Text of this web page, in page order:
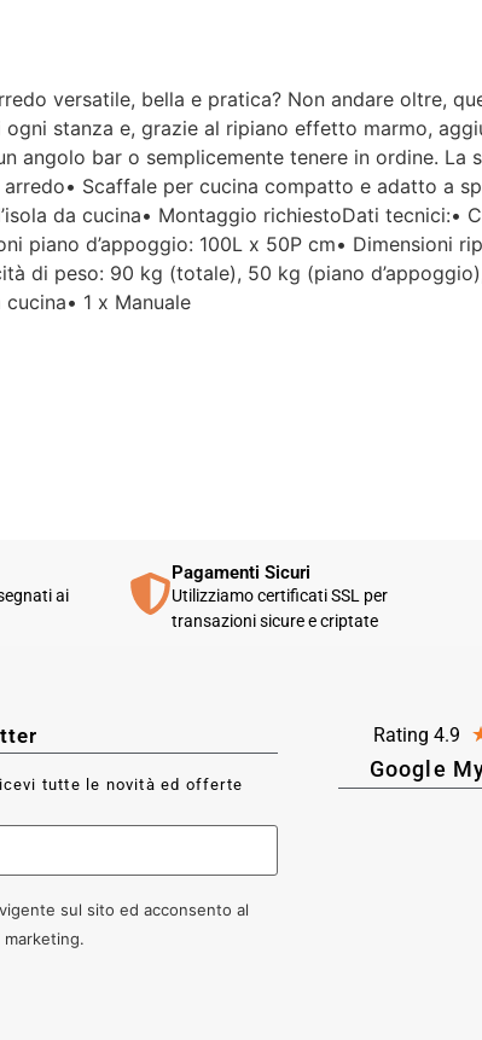
Per
aspettavo un
più efficiente.
disponibile
molto limitate
gestione del
lenta e poco
versatile, bella e pratica? Non andare oltre,
stanza e, grazie al ripiano effetto marmo,
angolo bar o semplicemente tenere in ordine.
Scaffale per cucina compatto e adatto a
da cucina• Montaggio richiestoDati tecnici:•
piano d’appoggio: 100L x 50P cm• Dimensioni
di peso: 90 kg (totale), 50 kg (piano
1 x Manuale
ai
Pagamenti Sicuri
Utilizziamo certificati SSL per
transazioni sicure e criptate
tutte le novità ed offerte
vigente sul sito ed acconsento al
Rating 4.9
Google